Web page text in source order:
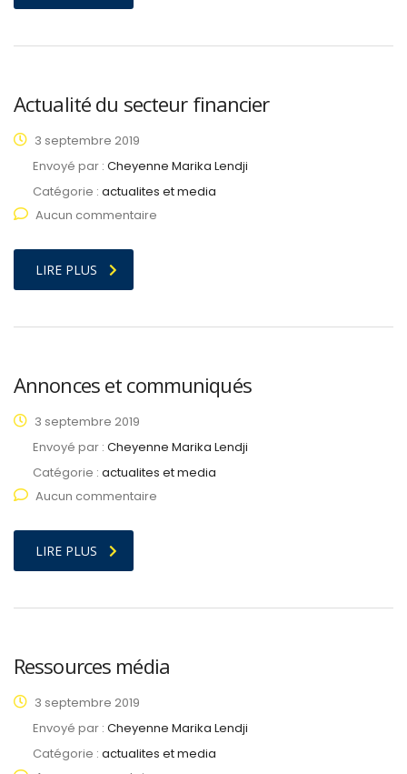
Actualité du secteur financier
3 septembre 2019
Envoyé par : Cheyenne Marika Lendji
Catégorie : actualites et media
Aucun commentaire
LIRE PLUS
Annonces et communiqués
3 septembre 2019
Envoyé par : Cheyenne Marika Lendji
Catégorie : actualites et media
Aucun commentaire
LIRE PLUS
Ressources média
3 septembre 2019
Envoyé par : Cheyenne Marika Lendji
Catégorie : actualites et media